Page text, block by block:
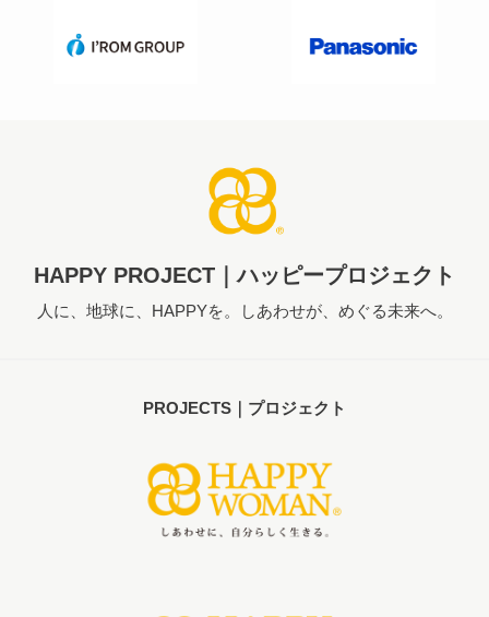
HAPPY PROJECT｜ハッピープロジェクト
人に、地球に、HAPPYを。しあわせが、めぐる未来へ。
PROJECTS｜プロジェクト